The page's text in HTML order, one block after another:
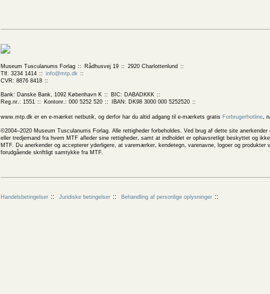
Museum Tusculanums Forlag Rådhusvej 19
2920 Charlottenlund
Tlf. 3234 1414
info@mtp.dk
CVR: 8876 8418
Bank: Danske Bank, 1092 København K
BIC: DABADKKK
Reg.nr.: 1551
Kontonr.: 000 5252 520 IBAN: DK98 3000 000 5252520
www.mtp.dk er en e-mærket netbutik, og derfor har du altid adgang til e-mærkets gratis Forbrugerhotline,
©2004–2020 Museum Tusculanums Forlag. Alle rettigheder forbeholdes. Ved brug af dette site
eller tredjemand fra hvem MTF afleder sine rettigheder, samt at indholdet er ophavsretligt beskyttet og
MTF. Du anerkender og accepterer yderligere, at varemærker, kendetegn, varenavne, logoer og
forudgående skriftligt samtykke fra MTF.
Handelsbetingelser Juridiske betingelser Behandling af personlige oplysninger